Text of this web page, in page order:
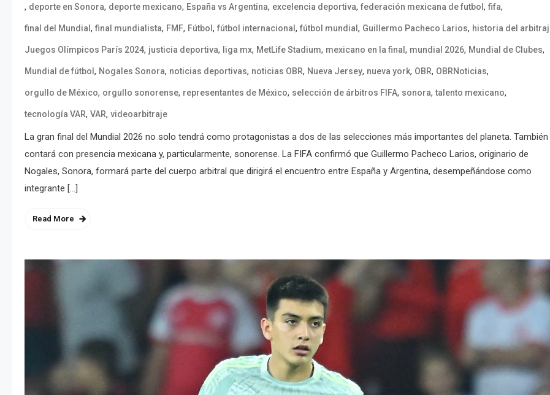
, deporte en Sonora, deporte mexicano, España vs Argentina, excelencia deportiva, federación mexicana de futbol, fifa,
final del Mundial, final mundialista, FMF, Fútbol, fútbol internacional, fútbol mundial, Guillermo Pacheco Larios, historia del
Juegos Olímpicos París 2024, justicia deportiva, liga mx, MetLife Stadium, mexicano en la final, mundial 2026, Mundial de Clubes,
Mundial de fútbol, Nogales Sonora, noticias deportivas, noticias OBR, Nueva Jersey, nueva york, OBR, OBRNoticias,
orgullo de México, orgullo sonorense, representantes de México, selección de árbitros FIFA, sonora,talento mexicano,
tecnología VAR, VAR, videoarbitraje
La gran final del Mundial 2026 no solo tendrá como protagonistas a dos de las selecciones más importantes del planeta. También
contará con presencia mexicana y, particularmente, sonorense. La FIFA confirmó que Guillermo Pacheco Larios, originario de
Nogales, Sonora, formará parte del cuerpo arbitral que dirigirá el encuentro entre España y Argentina, desempeñándose como
integrante […]
Read More